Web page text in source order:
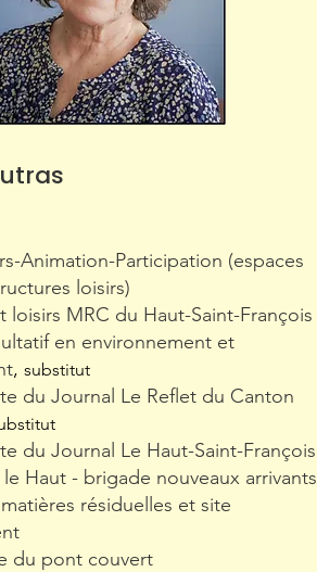
Animation-Participation (espaces
loisirs)
loisirs MRC du Haut-Saint-François
en environnement et
, substitut
du Journal Le Reflet du Canton
du Journal Le Haut-Saint-François
Haut - brigade nouveaux arrivants
résiduelles et site
du pont couvert